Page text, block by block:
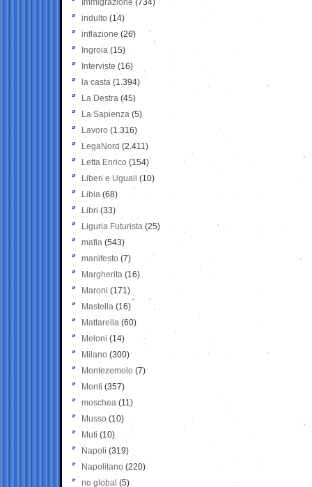
Immigrazione (734)
indulto (14)
inflazione (26)
Ingroia (15)
Interviste (16)
la casta (1.394)
La Destra (45)
La Sapienza (5)
Lavoro (1.316)
LegaNord (2.411)
Letta Enrico (154)
Liberi e Uguali (10)
Libia (68)
Libri (33)
Liguria Futurista (25)
mafia (543)
manifesto (7)
Margherita (16)
Maroni (171)
Mastella (16)
Mattarella (60)
Meloni (14)
Milano (300)
Montezemolo (7)
Monti (357)
moschea (11)
Musso (10)
Muti (10)
Napoli (319)
Napolitano (220)
no global (5)